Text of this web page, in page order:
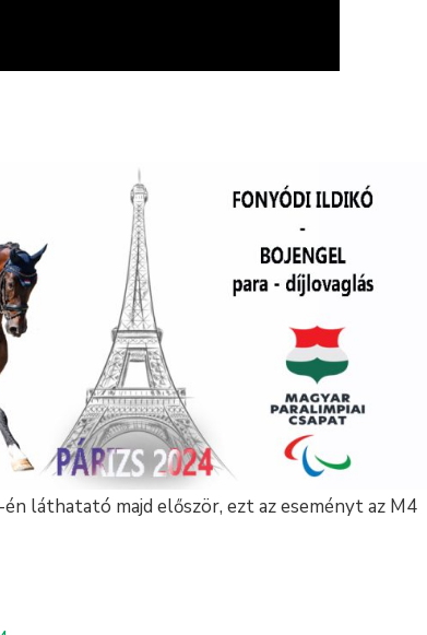
láthatató majd először, ezt az eseményt az M4